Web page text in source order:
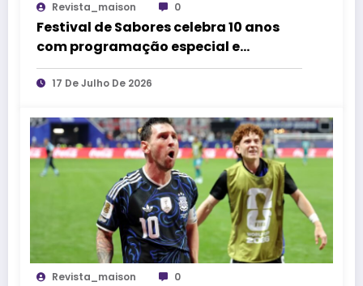
Revista_maison 0
Festival de Sabores celebra 10 anos
com programação especial e
atrações gratuitas em Belo Horizonte
17 De Julho De 2026
Revista_maison 0